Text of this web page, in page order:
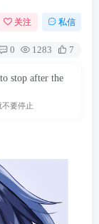
关注 私信
0 1283 7
stop after the
要停止